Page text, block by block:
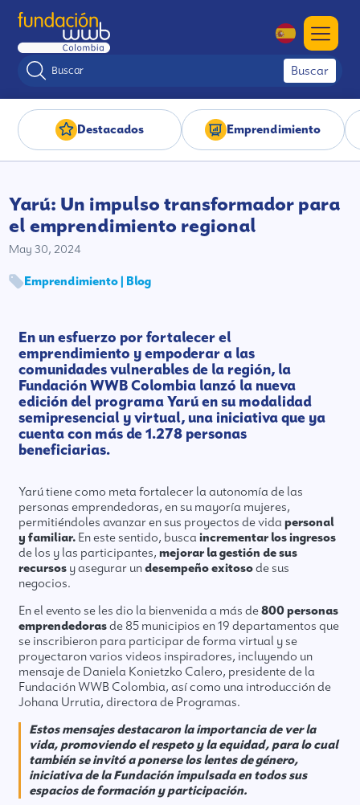
Buscar
Destacados Emprendimiento
Yarú: Un impulso transformador para
el emprendimiento regional
May 30, 2024
Emprendimiento | Blog
En un esfuerzo por fortalecer el
emprendimiento y empoderar a las
comunidades vulnerables de la región, la
Fundación WWB Colombia lanzó la nueva
edición del programa Yarú en su modalidad
semipresencial y virtual, una iniciativa que ya
cuenta con más de 1.278 personas
beneficiarias.
Yarú tiene como meta fortalecer la autonomía de las
personas emprendedoras, en su mayoría mujeres,
permitiéndoles avanzar en sus proyectos de vidapersonal
y familiar. En este sentido, buscaincrementar los ingresos
de los y las participantes,mejorar la gestión de sus
recursos y asegurar undesempeño exitosode sus
negocios.
En el evento se les dio la bienvenida a más de800 personas
emprendedorasde 85 municipios en 19 departamentos que
se inscribieron para participar de forma virtual y se
proyectaron varios videos inspiradores, incluyendo un
mensaje de Daniela Konietzko Calero, presidente de la
Fundación WWB Colombia, así como una introducción de
Johana Urrutia, directora de Programas.
Estos mensajes destacaron la importancia de ver la
vida, promoviendo el respeto y la equidad, para lo cual
también se invitó a ponerse los lentes de género,
iniciativa de la Fundación impulsada en todos sus
espacios de formación y participación.